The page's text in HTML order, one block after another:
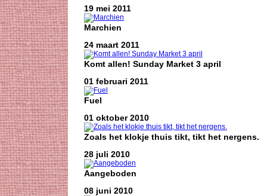
19 mei 2011
Marchien
24 maart 2011
Komt allen! Sunday Market 3 april
01 februari 2011
Fuel
01 oktober 2010
Zoals het klokje thuis tikt, tikt het nergens.
28 juli 2010
Aangeboden
08 juni 2010